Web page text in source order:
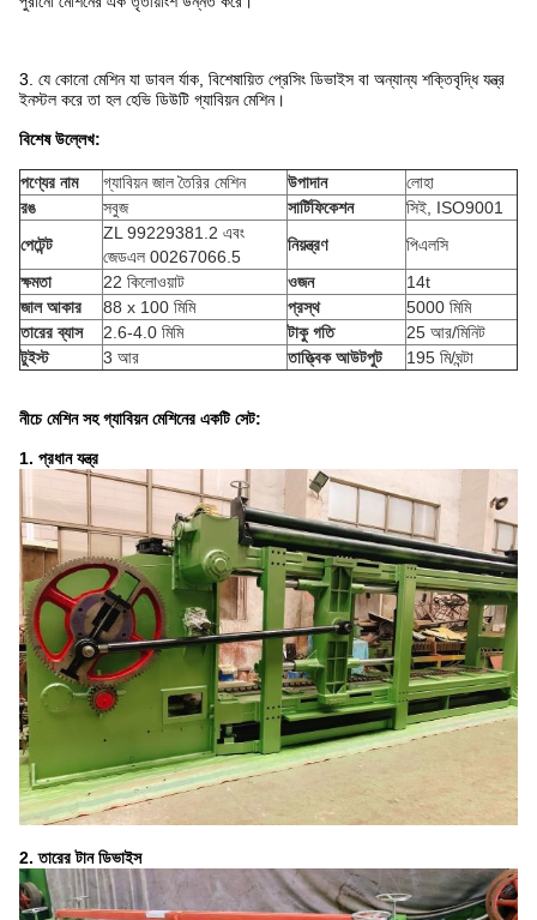
3. যে কোনো মেশিন যা ডাবল র্যাক, বিশেষায়িত প্রেসিং ডিভাইস বা অন্যান্য শক্তিবৃদ্ধি যন্ত্র
ইনস্টল করে তা হল হেভি ডিউটি ​​গ্যাবিয়ন মেশিন।
বিশেষ উল্লেখ:
পণ্যের নাম গ্যাবিয়ন জাল তৈরির মেশিন উপাদান
লোহা
রঙ
সবুজ সার্টিফিকেশন
সিই, ISO9001
পেটেন্ট
ZL 99229381.2 এবং
জেডএল 00267066.5
নিয়ন্ত্রণ
পিএলসি
ক্ষমতা
22 কিলোওয়াট ওজন
14t
জাল আকার
88 x 100 মিমি প্রস্থ
5000 মিমি
তারের ব্যাস
2.6-4.0 মিমি টাকু গতি
25 আর/মিনিট
টুইস্ট
3 আর তাত্ত্বিক আউটপুট 195 মি/ঘন্টা
নীচে মেশিন সহ গ্যাবিয়ন মেশিনের একটি সেট:
1. প্রধান যন্ত্র
2. তারের টান ডিভাইস